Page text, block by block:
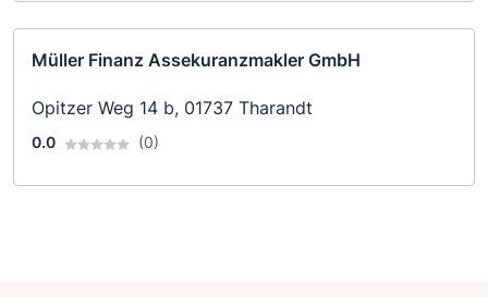
Müller Finanz Assekuranzmakler GmbH
Opitzer Weg 14 b, 01737 Tharandt
0.0 (0)